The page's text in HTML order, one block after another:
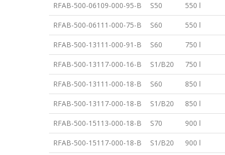
RFAB-500-06109-000-95-B S50 550 l
RFAB-500-06111-000-75-B S60 550 l
RFAB-500-13111-000-91-B S60 750 l
RFAB-500-13117-000-16-B S1/B20 750 l
RFAB-500-13111-000-18-B S60 850 l
RFAB-500-13117-000-18-B S1/B20 850 l
RFAB-500-15113-000-18-B S70 900 l
RFAB-500-15117-000-18-B S1/B20 900 l